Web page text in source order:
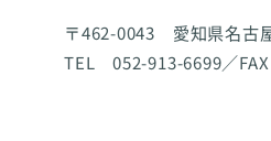
〒462-0043 愛知県名古
TEL 052-913-6699／